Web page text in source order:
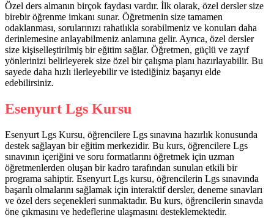
Özel ders almanın birçok faydası vardır. İlk olarak, özel dersler size
birebir öğrenme imkanı sunar. Öğretmenin size tamamen
odaklanması, sorularınızı rahatlıkla sorabilmeniz ve konuları daha
derinlemesine anlayabilmeniz anlamına gelir. Ayrıca, özel dersler
size kişiselleştirilmiş bir eğitim sağlar. Öğretmen, güçlü ve zayıf
yönlerinizi belirleyerek size özel bir çalışma planı hazırlayabilir. Bu
sayede daha hızlı ilerleyebilir ve istediğiniz başarıyı elde
edebilirsiniz.
Esenyurt Lgs Kursu
Esenyurt Lgs Kursu, öğrencilere Lgs sınavına hazırlık konusunda
destek sağlayan bir eğitim merkezidir. Bu kurs, öğrencilere Lgs
sınavının içeriğini ve soru formatlarını öğretmek için uzman
öğretmenlerden oluşan bir kadro tarafından sunulan etkili bir
programa sahiptir. Esenyurt Lgs kursu, öğrencilerin Lgs sınavında
başarılı olmalarını sağlamak için interaktif dersler, deneme sınavları
ve özel ders seçenekleri sunmaktadır. Bu kurs, öğrencilerin sınavda
öne çıkmasını ve hedeflerine ulaşmasını desteklemektedir.